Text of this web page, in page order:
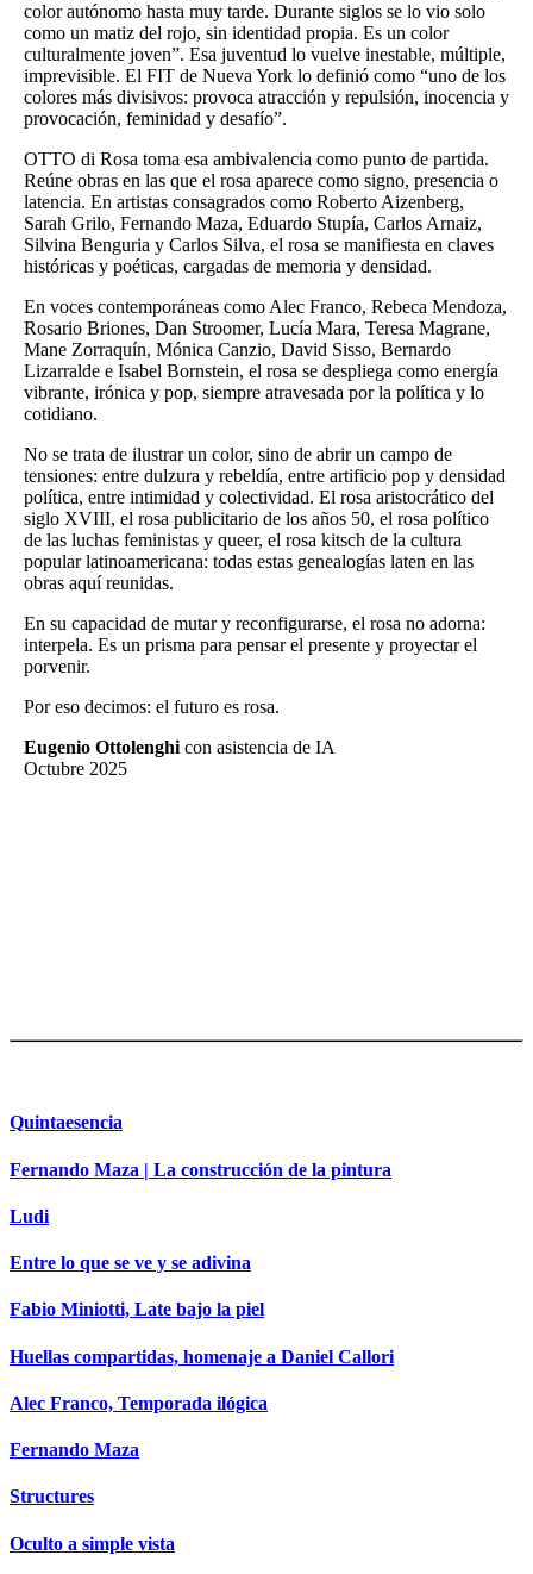
color autónomo hasta muy tarde. Durante siglos se lo vio solo
como un matiz del rojo, sin identidad propia. Es un color
culturalmente joven”. Esa juventud lo vuelve inestable, múltiple,
imprevisible. El FIT de Nueva York lo definió como “uno de los
colores más divisivos: provoca atracción y repulsión, inocencia y
provocación, feminidad y desafío”.
OTTO di Rosa toma esa ambivalencia como punto de partida.
Reúne obras en las que el rosa aparece como signo, presencia o
latencia. En artistas consagrados como Roberto Aizenberg,
Sarah Grilo, Fernando Maza, Eduardo Stupía, Carlos Arnaiz,
Silvina Benguria y Carlos Silva, el rosa se manifiesta en claves
históricas y poéticas, cargadas de memoria y densidad.
En voces contemporáneas como Alec Franco, Rebeca Mendoza,
Rosario Briones, Dan Stroomer, Lucía Mara, Teresa Magrane,
Mane Zorraquín, Mónica Canzio, David Sisso, Bernardo
Lizarralde e Isabel Bornstein, el rosa se despliega como energía
vibrante, irónica y pop, siempre atravesada por la política y lo
cotidiano.
No se trata de ilustrar un color, sino de abrir un campo de
tensiones: entre dulzura y rebeldía, entre artificio pop y densidad
política, entre intimidad y colectividad. El rosa aristocrático del
siglo XVIII, el rosa publicitario de los años 50, el rosa político
de las luchas feministas y queer, el rosa kitsch de la cultura
popular latinoamericana: todas estas genealogías laten en las
obras aquí reunidas.
En su capacidad de mutar y reconfigurarse, el rosa no adorna:
interpela. Es un prisma para pensar el presente y proyectar el
porvenir.
Por eso decimos: el futuro es rosa.
Eugenio Ottolenghi con asistencia de IA
Octubre 2025
Quintaesencia
Fernando Maza | La construcción de la pintura
Ludi
Entre lo que se ve y se adivina
Fabio Miniotti, Late bajo la piel
Huellas compartidas, homenaje a Daniel Callori
Alec Franco, Temporada ilógica
Fernando Maza
Structures
Oculto a simple vista